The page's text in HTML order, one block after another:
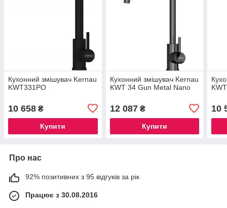
Кухонний змішувач Kernau
KWT331PO
10 658 ₴
Купити
Кухонний змішувач Kernau
KWT 34 Gun Metal Nano
12 087₴
Купити
10
Про нас
92% позитивних з 95 відгуків за рік
Працює з 30.08.2016